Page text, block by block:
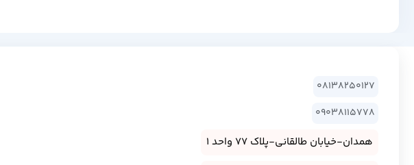
08138250127
09038115778
همدان-خیابان طالقانی-پلاک 77 واحد 1